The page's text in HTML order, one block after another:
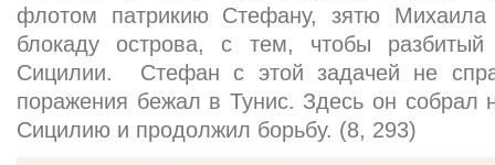
флотом патрикию Стефану, зятю Михаила
блокаду острова, с тем, чтобы
Сицилии. Стефан с этой задачей не
поражения бежал в Тунис. Здесь он собрал
Сицилию и продолжил борьбу. (8, 293)